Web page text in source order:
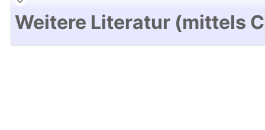
Weitere Literatur (mittels